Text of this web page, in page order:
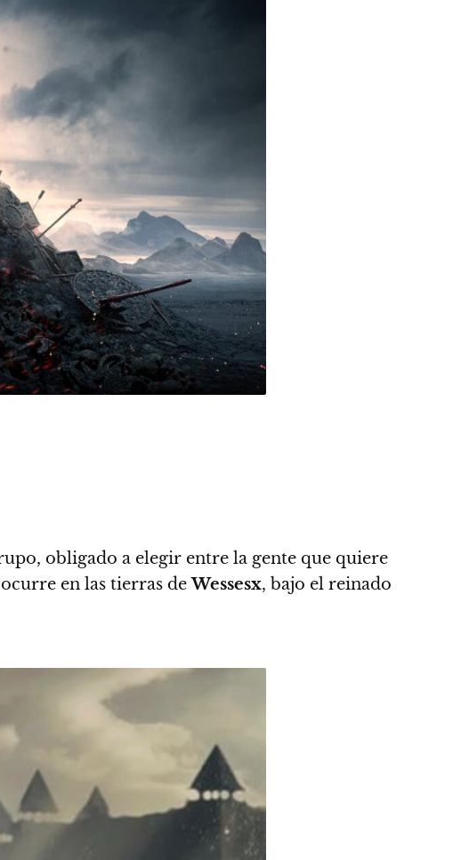
obligado a elegir entre la gente que quiere
en las tierras deWessesx, bajo el reinado